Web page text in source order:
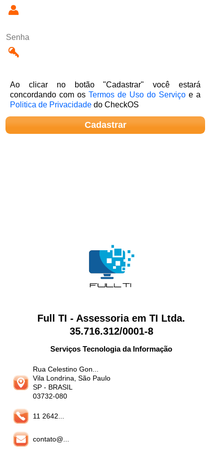
Senha
Ao clicar no botão "Cadastrar" você estará
concordando com osTermos de Uso do Serviço e a
Politica de Privacidade do CheckOS
Full TI - Assessoria em TI Ltda.
35.716.312/0001-8
Serviços Tecnologia da Informação
Rua Celestino Gon...
Vila Londrina, São Paulo
SP - BRASIL
03732-080
11 2642...
contato@...